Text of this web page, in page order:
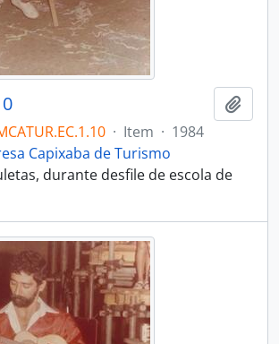
· Item · 1984
Capixaba de Turismo
durante desfile de escola de